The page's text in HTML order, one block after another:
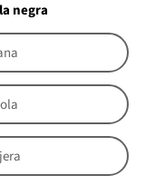
negra